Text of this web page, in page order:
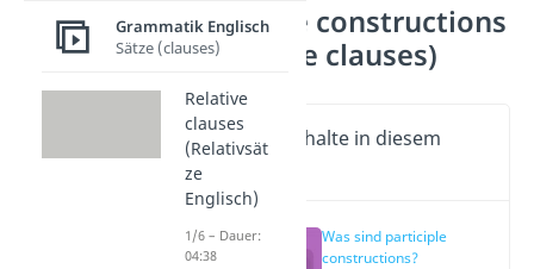
Participle constructions
(participle clauses)
Wichtige Inhalte in diesem
Was sind participle
constructions?
Grammatik Englisch
Sätze (clauses)
Relative
clauses
(Relativsät
ze
Englisch)
1/6 – Dauer:
04:38